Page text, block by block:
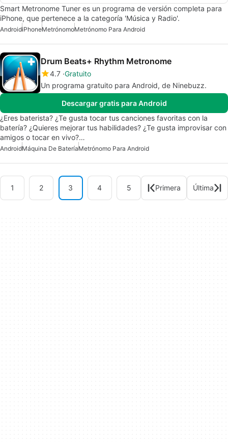
Smart Metronome Tuner es un programa de versión completa para
iPhone, que pertenece a la categoría 'Música y Radio'.
AndroidiPhoneMetrónomoMetrónomo Para Android
Drum Beats+ Rhythm Metronome
4.7 Gratuito
Un programa gratuito para Android, de Ninebuzz.
Descargar gratis para Android
¿Eres baterista? ¿Te gusta tocar tus canciones favoritas con la
batería? ¿Quieres mejorar tus habilidades? ¿Te gusta improvisar con
amigos o tocar en vivo?…
AndroidMáquina De BateríaMetrónomo Para Android
1 2 3 4 5 Primera Última